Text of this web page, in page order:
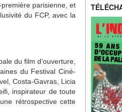
parisienne, et
du FCP, avec la
du film d’ouverture,
du Festival Ciné-
Costa-Gavras, Licia
inspirateur de toute
rétrospective cette